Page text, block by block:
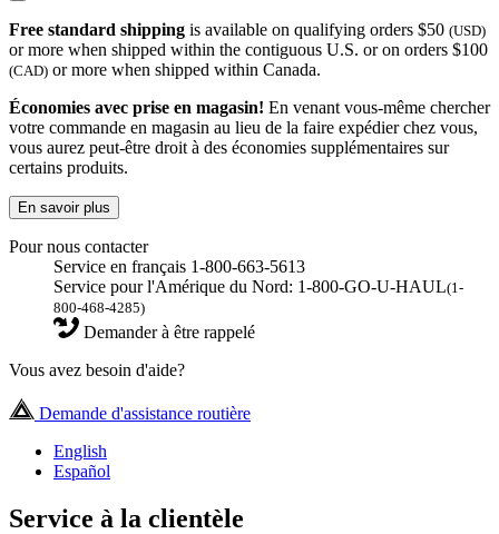
Free standard shipping is available on qualifying orders $50 (USD)
or more when shipped within the contiguous U.S. or on orders $100
(CAD) or more when shipped within Canada.
Économies avec prise en magasin! En venant vous-même chercher
votre commande en magasin au lieu de la faire expédier chez vous,
vous aurez peut-être droit à des économies supplémentaires sur
certains produits.
En savoir plus
Pour nous contacter
Service en français 1-800-663-5613
Service pour l'Amérique du Nord: 1-800-GO-U-HAUL(1-
800-468-4285)
Demander à être rappelé
Vous avez besoin d'aide?
Demande d'assistance routière
English
Español
Service à la clientèle